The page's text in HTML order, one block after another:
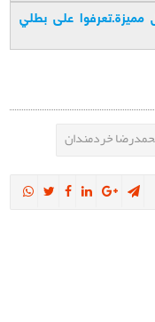
مميزة.تعرفوا على بطلي
خردمندان